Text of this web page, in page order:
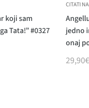
koji sam
Tata!” #0327
CITATI
jedno
onaj
29,90€